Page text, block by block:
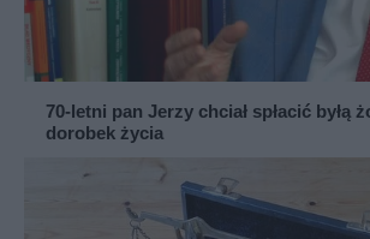
70-letni pan Jerzy chciał spłacić byłą
dorobek życia